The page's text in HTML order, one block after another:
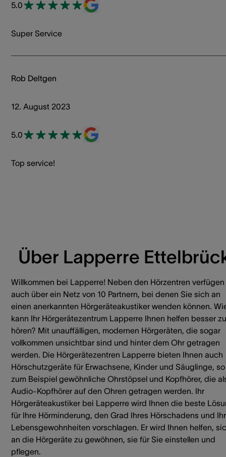
5.0
Super Service
Rob Deltgen
12. August 2023
5.0
Top service!
Über Lapperre
Willkommen bei Lapperre! Neben den Hörzentren
auch über ein Netz von 10 Partnern, bei denen Sie sich an
einen anerkannten Hörgeräteakustiker wenden können.
kann Ihr Hörgerätezentrum Lapperre Ihnen helfen besser zu
hören? Mit unauffälligen, modernen Hörgeräten, die sogar
vollkommen unsichtbar sind und hinter dem Ohr getragen
werden. Die Hörgerätezentren Lapperre bieten Ihnen auch
Hörschutzgeräte für Erwachsene, Kinder und Säuglinge, so
zum Beispiel gewöhnliche Ohrstöpsel und Kopfhörer, die
Audio-Kopfhörer auf den Ohren getragen werden. Ihr
Hörgeräteakustiker bei Lapperre wird Ihnen die beste
für Ihre Hörminderung, den Grad Ihres Hörschadens und
Lebensgewohnheiten vorschlagen. Er wird Ihnen helfen,
an die Hörgeräte zu gewöhnen, sie für Sie einstellen und
pflegen.